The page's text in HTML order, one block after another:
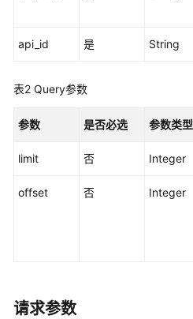
佳
参
用
概
api_id 是 String
表2 Query参数
参数 是否必选 参数类型
limit 否 Integer
offset 否 Integer
请求参数